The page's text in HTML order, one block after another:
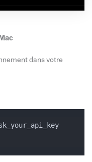
dans votre